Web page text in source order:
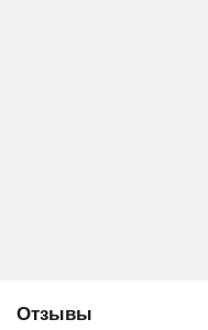
Отзывы